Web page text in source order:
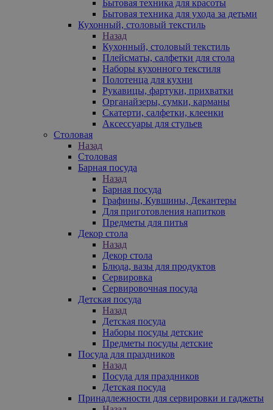
Бытовая техника для красоты
Бытовая техника для ухода за детьми
Кухонный, столовый текстиль
Назад
Кухонный, столовый текстиль
Плейсматы, салфетки для стола
Наборы кухонного текстиля
Полотенца для кухни
Рукавицы, фартуки, прихватки
Органайзеры, сумки, карманы
Скатерти, салфетки, клеенки
Аксессуары для стульев
Столовая
Назад
Столовая
Барная посуда
Назад
Барная посуда
Графины, Кувшины, Декантеры
Для приготовления напитков
Предметы для питья
Декор стола
Назад
Декор стола
Блюда, вазы для продуктов
Сервировка
Сервировочная посуда
Детская посуда
Назад
Детская посуда
Наборы посуды детские
Предметы посуды детские
Посуда для праздников
Назад
Посуда для праздников
Детская посуда
Принадлежности для сервировки и гаджеты